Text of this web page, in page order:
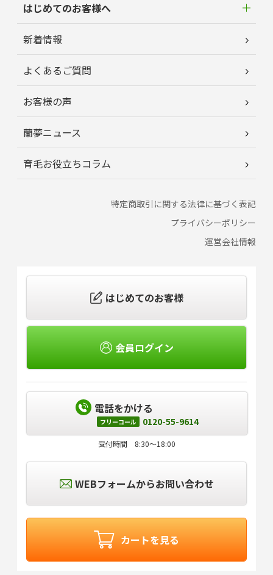
はじめてのお客様へ
新着情報
よくあるご質問
お客様の声
蘭夢ニュース
育毛お役立ちコラム
特定商取引に関する法律に基づく表記
プライバシーポリシー
運営会社情報
はじめてのお客様
WEBフォームからお問い合わせ
電話をかける
フリーコール 0120-55-9614
受付時間 8:30～18:00
会員ログイン
カートを見る